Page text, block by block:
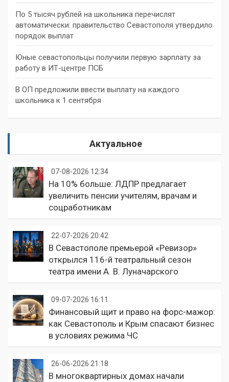
По 5 тысяч рублей на школьника перечислят
автоматически: правительство Севастополя утвердило
порядок выплат
Юные севастопольцы получили первую зарплату за
работу в ИТ-центре ПСБ
В ОП предложили ввести выплату на каждого
школьника к 1 сентября
Актуальное
07-08-2026 12:34
На 10% больше: ЛДПР предлагает
увеличить пенсии учителям, врачам и
соцработникам
22-07-2026 20:42
В Севастополе премьерой «Ревизор»
открылся 116-й театральный сезон
театра имени А. В. Луначарского
09-07-2026 16:11
Финансовый щит и право на форс-мажор:
как Севастополь и Крым спасают бизнес
в условиях режима ЧС
26-06-2026 21:18
В многоквартирных домах начали